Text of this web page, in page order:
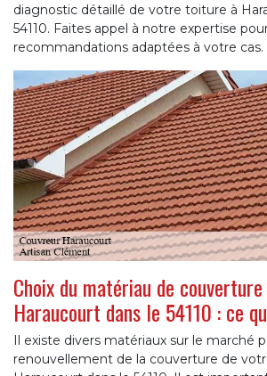
diagnostic détaillé de votre toiture à
54110. Faites appel à notre expertise
recommandations adaptées à votre cas.
Choix du matériau de
Haraucourt dans le 54110 : ce
Il existe divers matériaux sur le marché
renouvellement de la couverture de